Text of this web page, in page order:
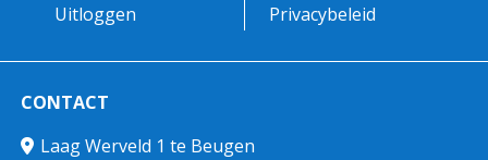
Uitloggen
Privacybeleid
CONTACT
Laag Werveld 1 te Beugen